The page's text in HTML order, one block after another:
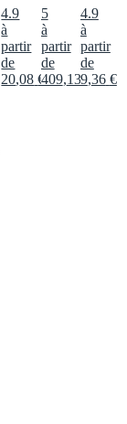
4.9
à
partir
de
20,08 €
5
à
partir
de
409,13 €
4.9
à
partir
de
9,36 €